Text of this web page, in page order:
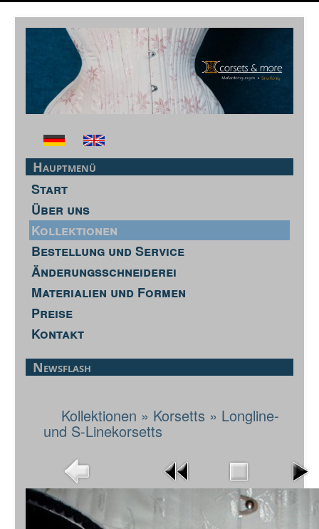
Hauptmenü
Start
Über uns
Kollektionen
Bestellung und Service
Änderungsschneiderei
Materialien und Formen
Preise
Kontakt
Newsflash
Kollektionen » Korsetts » Longline-
und S-Linekorsetts